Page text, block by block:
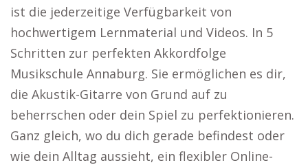
ist die jederzeitige Verfügbarkeit von
hochwertigem Lernmaterial und Videos. In 5
Schritten zur perfekten Akkordfolge
Musikschule Annaburg. Sie ermöglichen es dir,
die Akustik-Gitarre von Grund auf zu
beherrschen oder dein Spiel zu perfektionieren.
Ganz gleich, wo du dich gerade befindest oder
wie dein Alltag aussieht, ein flexibler Online-